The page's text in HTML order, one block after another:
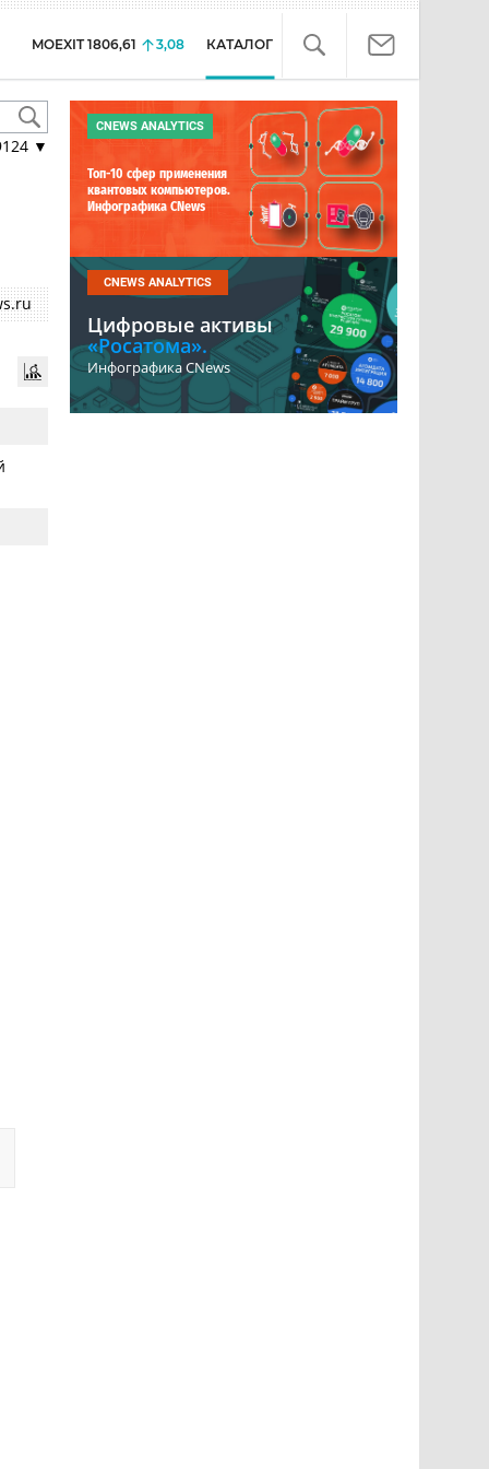
MOEXIT 1806,61 3,08 КАТАЛОГ
▼
CNEWS ANALYTICS
Топ-10 сфер применения
квантовых компьютеров.
Инфографика CNews
CNEWS ANALYTICS
Цифровые активы
«Росатома».
Инфографика CNews